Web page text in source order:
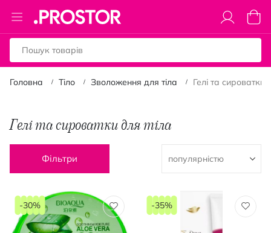
Toggle
Nav
Кошик
Головна Тіло Зволоження для тіла Гелі та сироватки
Гелі та сироватки для тіла
Фільтри
-30% -35%